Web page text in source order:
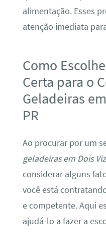
alimentação. Esses
atenção imediata
Como
Certa para o
Geladeiras
PR
Ao procurar por um
geladeiras em Dois
considerar alguns
você está
e competente. Aqui
ajudá-lo a fazer a